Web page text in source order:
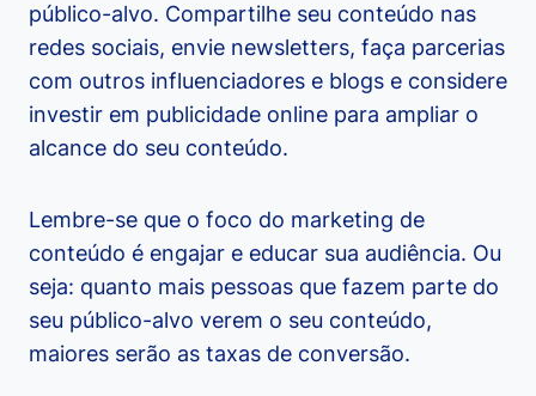
público-alvo. Compartilhe seu conteúdo nas
redes sociais, envie newsletters, faça parcerias
com outros influenciadores e blogs e considere
investir em publicidade online para ampliar o
alcance do seu conteúdo.
Lembre-se que o foco do marketing de
conteúdo é engajar e educar sua audiência. Ou
seja: quanto mais pessoas que fazem parte do
seu público-alvo verem o seu conteúdo,
maiores serão as taxas de conversão.